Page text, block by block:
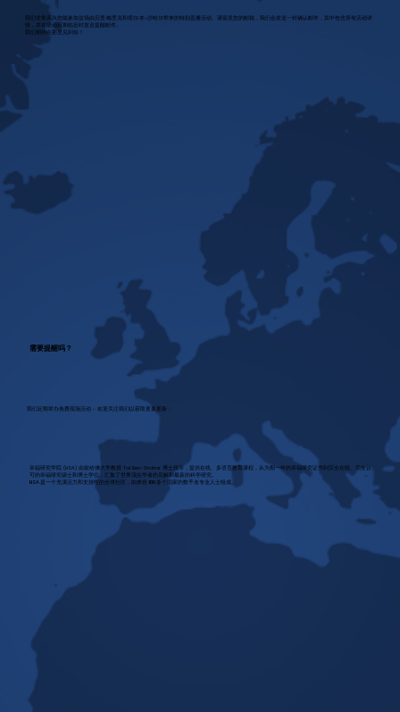
我们非常高兴您能参加这场由贝里·梅里克和塔尔·本-沙哈尔带来的特别直播活动。请留意您的邮箱，我们会发送一封确认邮件，其中包含所有活动详
情，并在活动日期临近时发送提醒邮件。
我们期待在那里见到你！
需要提醒吗？
我们定期举办免费现场活动 - 欢迎关注我们以获取更多更新：
幸福研究学院 (HSA) 由前哈佛大学教授 Tal Ben-Shahar 博士领导，提供在线、多语言教育课程，从为期一年的幸福研究证书到完全在线、完全认
可的幸福研究硕士和博士学位，汇集了世界顶尖学者的见解和最新的科学研究。
HSA 是一个充满活力和支持性的全球社区，由来自 100 多个国家的数千名专业人士组成。